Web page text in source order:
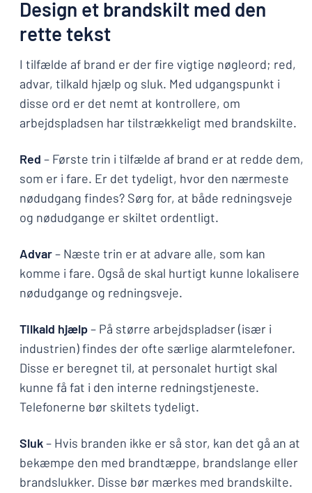
Design et brandskilt med den
rette tekst
I tilfælde af brand er der fire vigtige nøgleord; red,
advar, tilkald hjælp og sluk. Med udgangspunkt i
disse ord er det nemt at kontrollere, om
arbejdspladsen har tilstrækkeligt med brandskilte.
Red – Første trin i tilfælde af brand er at redde dem,
som er i fare. Er det tydeligt, hvor den nærmeste
nødudgang findes? Sørg for, at både redningsveje
og nødudgange er skiltet ordentligt.
Advar– Næste trin er at advare alle, som kan
komme i fare. Også de skal hurtigt kunne lokalisere
nødudgange og redningsveje.
Tilkald hjælp– På større arbejdspladser (især i
industrien) findes der ofte særlige alarmtelefoner.
Disse er beregnet til, at personalet hurtigt skal
kunne få fat i den interne redningstjeneste.
Telefonerne bør skiltets tydeligt.
Sluk– Hvis branden ikke er så stor, kan det gå an at
bekæmpe den med brandtæppe, brandslange eller
brandslukker. Disse bør mærkes med brandskilte.